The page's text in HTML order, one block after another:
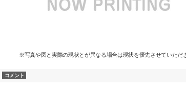
※写真や図と実際の現状とが異なる場合は現状を優先させていただ
コメント